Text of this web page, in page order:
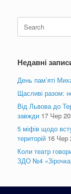
Search
for:
Недавні
День пам’яті
Щасливі разом:
Від Львова до
завжди 17 Чер
5 міфів щодо
територій 16 Чер
Коли театр
ЗДО №4